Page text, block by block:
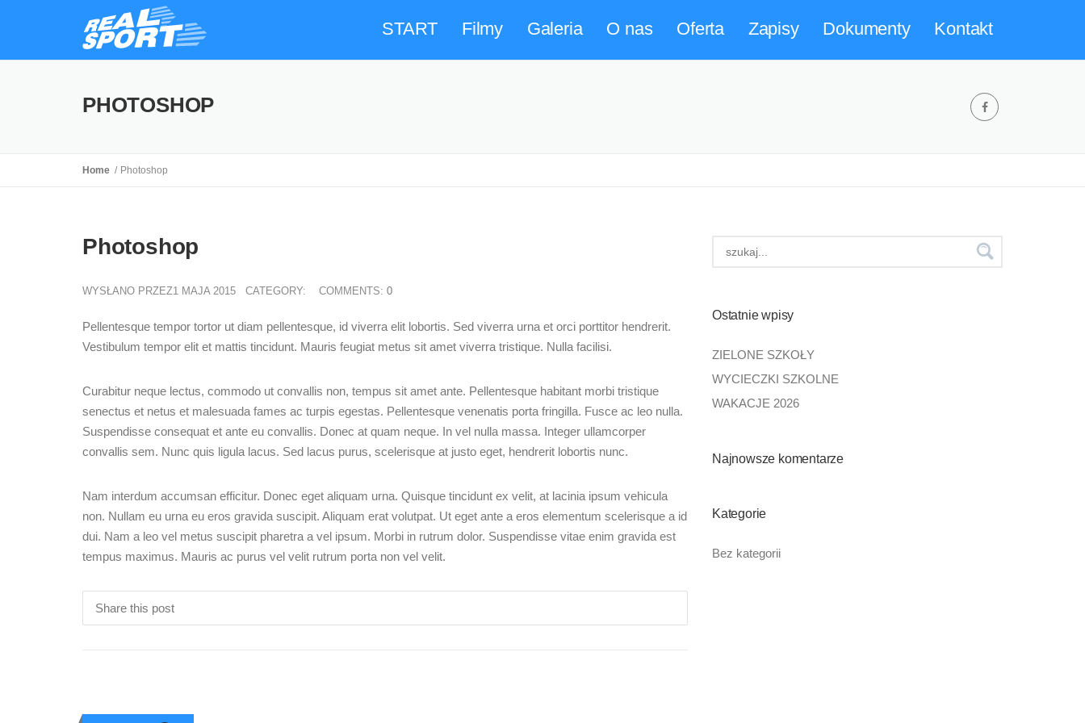
START Filmy Galeria O nas Oferta Zapisy Dokumenty Kontakt
PHOTOSHOP
Home Photoshop
Photoshop
WYSŁANO PRZEZ1 MAJA 2015 CATEGORY: COMMENTS: 0
Pellentesque tempor tortor ut diam pellentesque, id viverra elit lobortis. Sed viverra urna et orci porttitor hendrerit.
Vestibulum tempor elit et mattis tincidunt. Mauris feugiat metus sit amet viverra tristique. Nulla facilisi.
Curabitur neque lectus, commodo ut convallis non, tempus sit amet ante. Pellentesque habitant morbi tristique
senectus et netus et malesuada fames ac turpis egestas. Pellentesque venenatis porta fringilla. Fusce ac leo nulla.
Suspendisse consequat et ante eu convallis. Donec at quam neque. In vel nulla massa. Integer ullamcorper
convallis sem. Nunc quis ligula lacus. Sed lacus purus, scelerisque at justo eget, hendrerit lobortis nunc.
Nam interdum accumsan efficitur. Donec eget aliquam urna. Quisque tincidunt ex velit, at lacinia ipsum vehicula
non. Nullam eu urna eu eros gravida suscipit. Aliquam erat volutpat. Ut eget ante a eros elementum scelerisque a id
dui. Nam a leo vel metus suscipit pharetra a vel ipsum. Morbi in rutrum dolor. Suspendisse vitae enim gravida est
tempus maximus. Mauris ac purus vel velit rutrum porta non vel velit.
Share this post
Ostatnie wpisy
ZIELONE SZKOŁY
WYCIECZKI SZKOLNE
WAKACJE 2026
Najnowsze komentarze
Kategorie
Bez kategorii